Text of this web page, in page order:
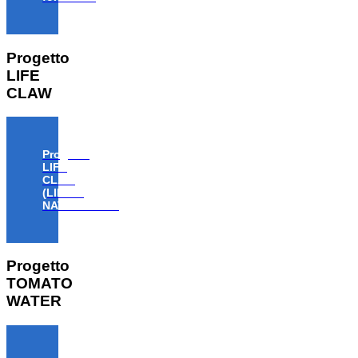
Progetto
LIFE
CLAW
Progetto
LIFE
CLAW
(LIFE18
NAT/IT/000806)
Progetto
TOMATO
WATER